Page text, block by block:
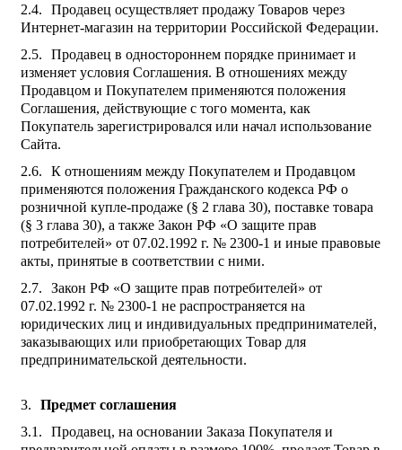
Продавец осуществляет продажу Товаров через
Интернет-магазин на территории Российской Федерации.
Продавец в одностороннем порядке принимает и
изменяет условия Соглашения. В отношениях между
Продавцом и Покупателем применяются положения
Соглашения, действующие с того момента, как
Покупатель зарегистрировался или начал использование
Сайта.
К отношениям между Покупателем и Продавцом
применяются положения Гражданского кодекса РФ о
розничной купле-продаже (§ 2 глава 30), поставке товара
(§ 3 глава 30), а также Закон РФ «О защите прав
потребителей» от 07.02.1992 г. № 2300-1 и иные правовые
акты, принятые в соответствии с ними.
Закон РФ «О защите прав потребителей» от
07.02.1992 г. № 2300-1 не распространяется на
юридических лиц и индивидуальных предпринимателей,
заказывающих или приобретающих Товар для
предпринимательской деятельности.
Предмет соглашения
Продавец, на основании Заказа Покупателя и